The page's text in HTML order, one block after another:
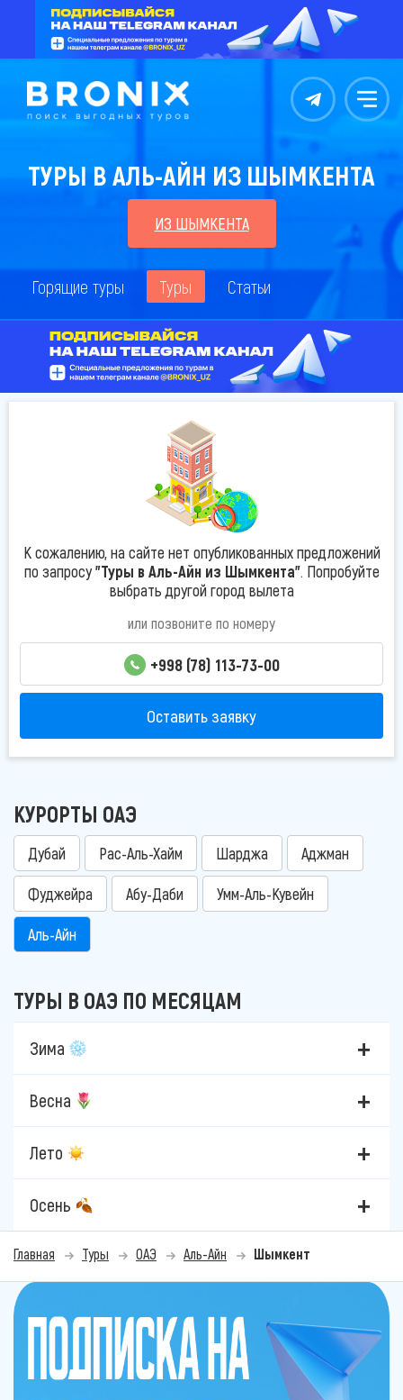
Контакты Меню
ТУРЫ В АЛЬ-АЙН ИЗ ШЫМКЕНТА
ИЗ ШЫМКЕНТА
Горящие туры Туры Статьи
К сожалению, на сайте нет опубликованных предложений
по запросу"Туры в Аль-Айн из Шымкента". Попробуйте
выбрать другой город вылета
или позвоните по номеру
+998 (78) 113-73-00
Оставить заявку
КУРОРТЫ ОАЭ
Дубай Рас-Аль-Хайм Шарджа Аджман
Фуджейра Абу-Даби Умм-Аль-Кувейн
Аль-Айн
ТУРЫ В ОАЭ ПО МЕСЯЦАМ
Зима
Весна
Лето
Осень
Главная Туры ОАЭ Аль-Айн Шымкент